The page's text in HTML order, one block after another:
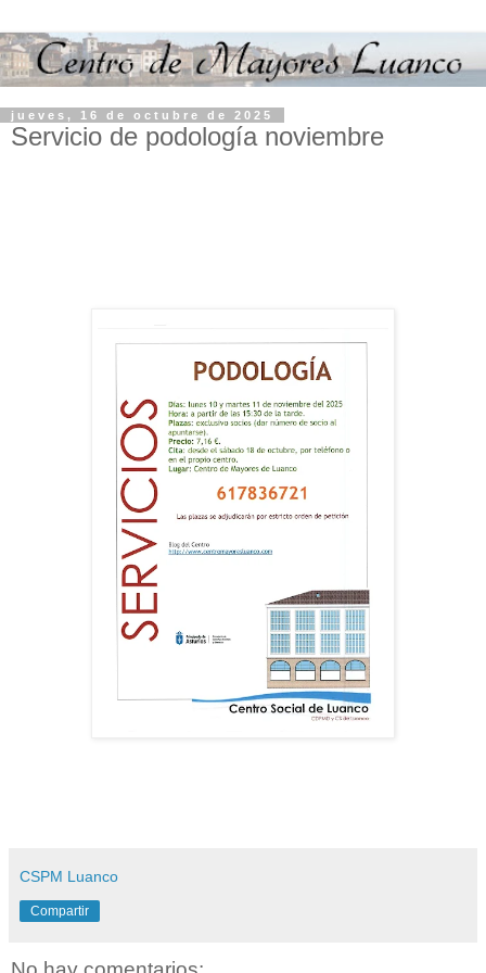
jueves, 16 de octubre de 2025
Servicio de podología noviembre
CSPM Luanco
Compartir